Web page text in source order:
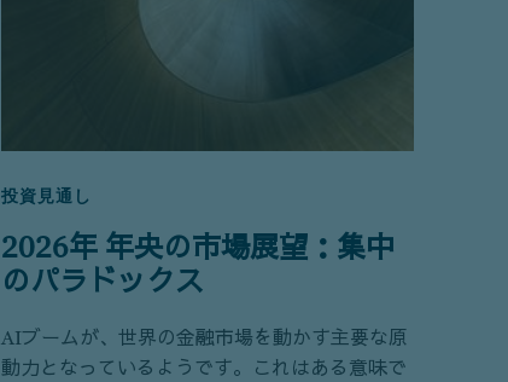
投資見通し
2026年 年央の市場展望：集中
のパラドックス
AIブームが、世界の金融市場を動かす主要な原
動力となっているようです。これはある意味で